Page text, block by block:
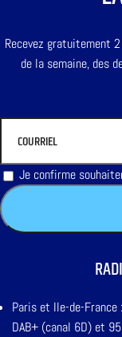
Recevez gratuitement
de la semaine, des
Je confirme
Paris et Ile-de-France :
DAB+ (canal 6D) et